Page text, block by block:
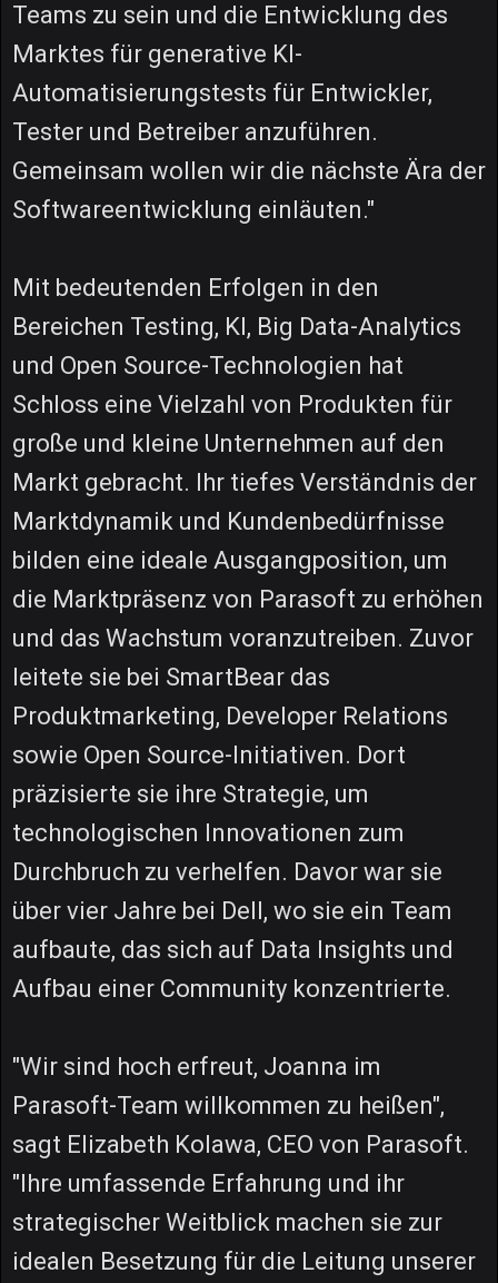
Teams zu sein und die Entwicklung des
Marktes für generative KI-
Automatisierungstests für Entwickler,
Tester und Betreiber anzuführen.
Gemeinsam wollen wir die nächste Ära der
Softwareentwicklung einläuten."
Mit bedeutenden Erfolgen in den
Bereichen Testing, KI, Big Data-Analytics
und Open Source-Technologien hat
Schloss eine Vielzahl von Produkten für
große und kleine Unternehmen auf den
Markt gebracht. Ihr tiefes Verständnis der
Marktdynamik und Kundenbedürfnisse
bilden eine ideale Ausgangposition, um
die Marktpräsenz von Parasoft zu erhöhen
und das Wachstum voranzutreiben. Zuvor
leitete sie bei SmartBear das
Produktmarketing, Developer Relations
sowie Open Source-Initiativen. Dort
präzisierte sie ihre Strategie, um
technologischen Innovationen zum
Durchbruch zu verhelfen. Davor war sie
über vier Jahre bei Dell, wo sie ein Team
aufbaute, das sich auf Data Insights und
Aufbau einer Community konzentrierte.
"Wir sind hoch erfreut, Joanna im
Parasoft-Team willkommen zu heißen",
sagt Elizabeth Kolawa, CEO von Parasoft.
"Ihre umfassende Erfahrung und ihr
strategischer Weitblick machen sie zur
idealen Besetzung für die Leitung unserer